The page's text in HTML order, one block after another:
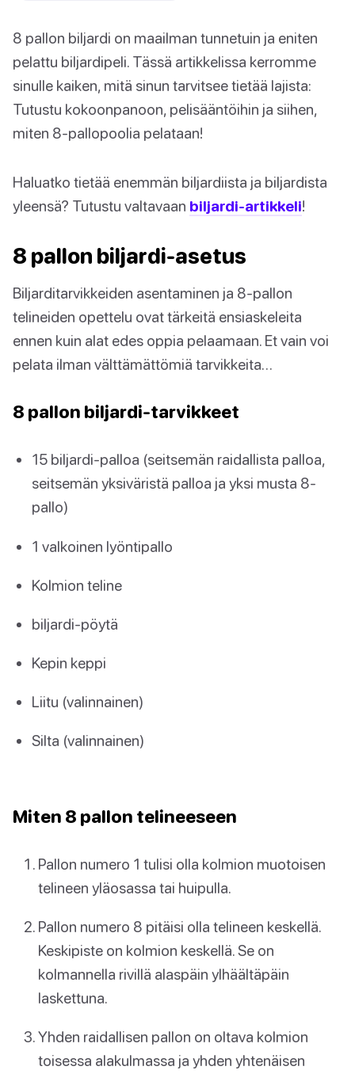
8 pallon biljardi on maailman tunnetuin ja eniten
pelattu biljardipeli. Tässä artikkelissa kerromme
sinulle kaiken, mitä sinun tarvitsee tietää lajista:
Tutustu kokoonpanoon, pelisääntöihin ja siihen,
miten 8-pallopoolia pelataan!
Haluatko tietää enemmän biljardiista ja biljardista
yleensä? Tutustu valtavaan biljardi-artikkeli!
8 pallon biljardi-asetus
Biljarditarvikkeiden asentaminen ja 8-pallon
telineiden opettelu ovat tärkeitä ensiaskeleita
ennen kuin alat edes oppia pelaamaan. Et vain voi
pelata ilman välttämättömiä tarvikkeita…
8 pallon biljardi-tarvikkeet
15 biljardi-palloa (seitsemän raidallista palloa,
seitsemän yksiväristä palloa ja yksi musta 8-
pallo)
1 valkoinen lyöntipallo
Kolmion teline
biljardi-pöytä
Kepin keppi
Liitu (valinnainen)
Silta (valinnainen)
Miten 8 pallon telineeseen
Pallon numero 1 tulisi olla kolmion muotoisen
telineen yläosassa tai huipulla.
Pallon numero 8 pitäisi olla telineen keskellä.
Keskipiste on kolmion keskellä. Se on
kolmannella rivillä alaspäin ylhäältäpäin
laskettuna.
Yhden raidallisen pallon on oltava kolmion
toisessa alakulmassa ja yhden yhtenäisen